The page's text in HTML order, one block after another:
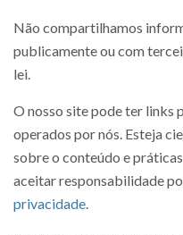
Não compartilhamos
publicamente ou com
lei.
O nosso site pode ter links
operados por nós. Esteja
sobre o conteúdo e
aceitar responsabilidade
privacidade.